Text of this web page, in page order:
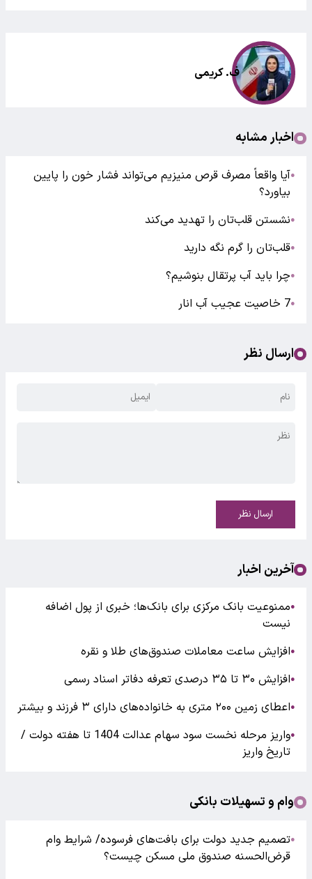
ف. کریمی
اخبار مشابه
●آیا واقعاً مصرف قرص منیزیم می‌تواند فشار خون را پایین
بیاورد؟
●نشستن قلب‌تان را تهدید می‌کند
●قلب‌تان را گرم نگه دارید
●چرا باید آب پرتقال بنوشیم؟
●7 خاصیت عجیب آب ‌انار
ارسال نظر
ارسال نظر
آخرین اخبار
●ممنوعیت بانک مرکزی برای بانک‌ها؛ خبری از پول اضافه
نیست
●افزایش ساعت معاملات صندوق‌های طلا و نقره
●افزایش ۳۰ تا ۳۵ درصدی تعرفه دفاتر اسناد رسمی
●اعطای زمین ۲۰۰ متری به خانواده‌های دارای ۳ فرزند و بیشتر
●
واریز مرحله نخست سود سهام عدالت 1404 تا هفته دولت /
تاریخ واریز
وام و تسهیلات بانکی
●تصمیم جدید دولت برای بافت‌های فرسوده/ شرایط وام
قرض‌الحسنه صندوق ملی مسکن چیست؟